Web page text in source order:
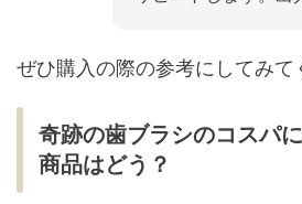
ぜひ購入の際の参考にしてみて
奇跡の歯ブラシのコスパ
商品はどう？